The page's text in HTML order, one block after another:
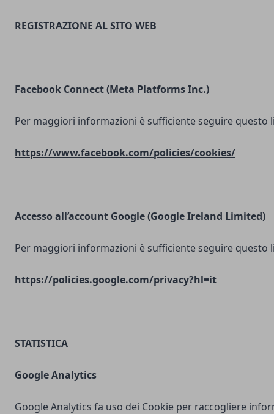
REGISTRAZIONE AL SITO WEB
Facebook Connect (Meta Platforms Inc.)
Per maggiori informazioni è sufficiente seguire questo
https://www.facebook.com/policies/cookies/
Accesso all’account Google (Google Ireland Limited)
Per maggiori informazioni è sufficiente seguire questo
https://policies.google.com/privacy?hl=it
STATISTICA
Google Analytics
Google Analytics fa uso dei Cookie per raccogliere